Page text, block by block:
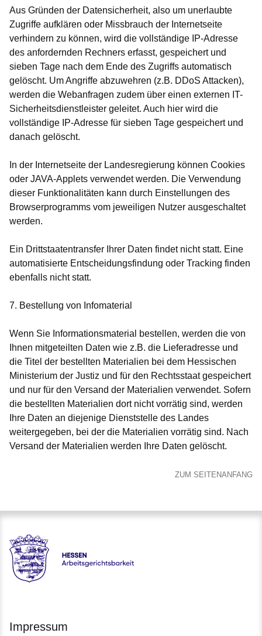
Aus Gründen der Datensicherheit, also um unerlaubte
Zugriffe aufklären oder Missbrauch der Internetseite
verhindern zu können, wird die vollständige IP-Adresse
des anfordernden Rechners erfasst, gespeichert und
sieben Tage nach dem Ende des Zugriffs automatisch
gelöscht. Um Angriffe abzuwehren (z.B. DDoS Attacken),
werden die Webanfragen zudem über einen externen IT-
Sicherheitsdienstleister geleitet. Auch hier wird die
vollständige IP-Adresse für sieben Tage gespeichert und
danach gelöscht.
In der Internetseite der Landesregierung können Cookies
oder JAVA-Applets verwendet werden. Die Verwendung
dieser Funktionalitäten kann durch Einstellungen des
Browserprogramms vom jeweiligen Nutzer ausgeschaltet
werden.
Ein Drittstaatentransfer Ihrer Daten findet nicht statt. Eine
automatisierte Entscheidungsfindung oder Tracking finden
ebenfalls nicht statt.
7. Bestellung von Infomaterial
Wenn Sie Informationsmaterial bestellen, werden die von
Ihnen mitgeteilten Daten wie z.B. die Lieferadresse und
die Titel der bestellten Materialien bei dem Hessischen
Ministerium der Justiz und für den Rechtsstaat gespeichert
und nur für den Versand der Materialien verwendet. Sofern
die bestellten Materialien dort nicht vorrätig sind, werden
Ihre Daten an diejenige Dienststelle des Landes
weitergegeben, bei der die Materialien vorrätig sind. Nach
Versand der Materialien werden Ihre Daten gelöscht.
ZUM SEITENANFANG
Hessen - Arbeitsgerichtsbarkeit Hessen
Impressum